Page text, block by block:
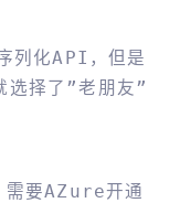
化API，但是
择了”老朋友”
需要AZure开通